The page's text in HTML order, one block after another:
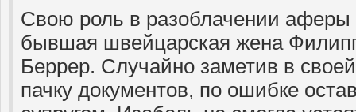
Свою роль в разоблачении аферы
бывшая швейцарская жена
Беррер. Случайно заметив в
пачку документов, по ошибке